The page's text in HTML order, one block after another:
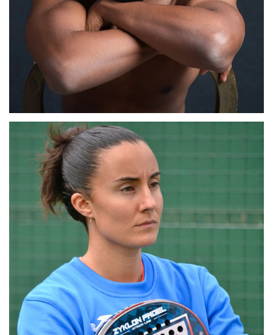
ABDELMOULA
BARCELONA